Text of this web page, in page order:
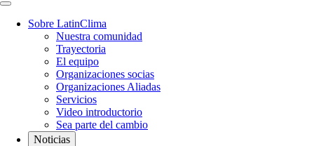
Sobre LatinClima
Nuestra comunidad
Trayectoria
El equipo
Organizaciones socias
Organizaciones Aliadas
Servicios
Video introductorio
Sea parte del cambio
Noticias